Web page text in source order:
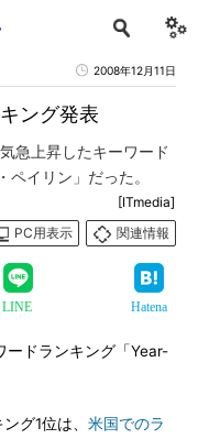
2008年12月11日
ング発表
急上昇したキーワード
イリン」だった。
[ITmedia]
PC用表示
関連情報
LINE Hatena
ドランキング「Year-
グ1位は、 米国でのラ